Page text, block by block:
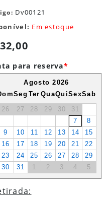
Dv00121
Em estoque
para reserva*
Agosto 2026
Seg Ter QuaQuiSexSab
26
27 28 29 30
31
7
8
9
10 11 12 13 14
15
16
17 18 19 20 21
22
23
24 25 26 27 28
29
30
31 1 2 3 4 5